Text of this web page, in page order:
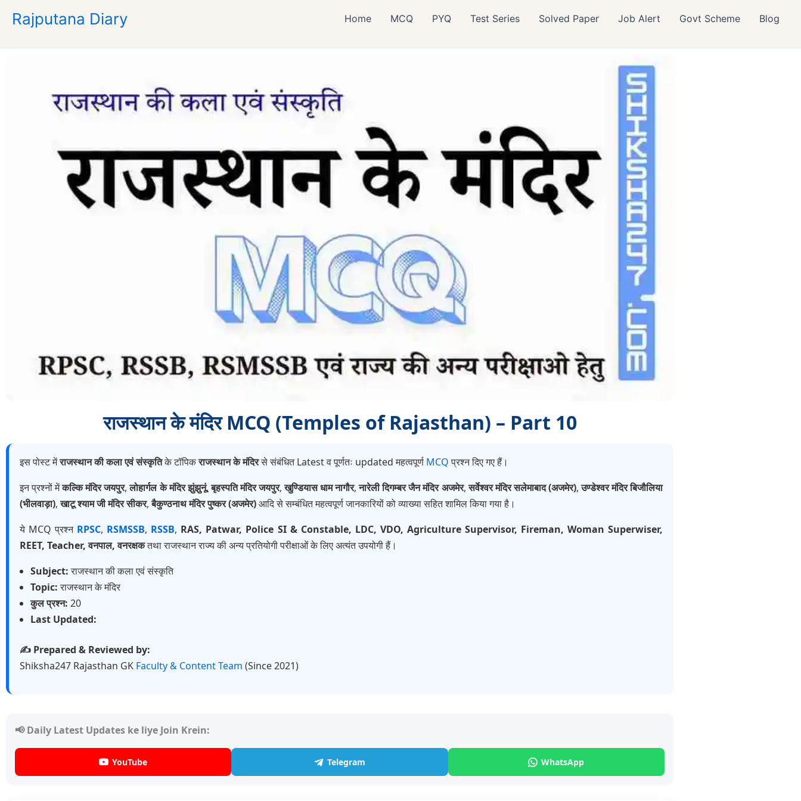
Rajputana Diary Home MCQ PYQ Test Series Solved Paper Job Alert Govt Scheme Blog
राजस्थान के मंदिर MCQ (Temples of Rajasthan) – Part 10
इस पोस्ट मेंराजस्थान की कला एवं संस्कृतिके टॉपिकराजस्थान के मंदिरसे संबंधित Latest व पूर्णतः updated महत्वपूर्ण MCQप्रश्न दिए गए हैं।
इन प्रश्नों मेंकल्कि मंदिर जयपुर,लोहार्गल के मंदिर झुंझुनूं,बृहस्पति मंदिर जयपुर,खुण्डियास धाम नागौर,नारेली दिगम्बर जैन मंदिर अजमेर,सर्वेश्वर मंदिर सलेमाबाद (अजमेर),उण्डेश्वर मंदिर बिजौलिया
(भीलवाड़ा),खाटू श्याम जी मंदिर सीकर,बैकुण्ठनाथ मंदिर पुष्कर (अजमेर)आदि से सम्बंधित महत्वपूर्ण जानकारियों को व्याख्या सहित शामिल किया गया है।
ये MCQ प्रश्न RPSC, RSMSSB, RSSB, RAS, Patwar, Police SI & Constable, LDC, VDO, Agriculture Supervisor, Fireman, Woman Superwiser,
REET, Teacher, वनपाल, वनरक्षकतथा राजस्थान राज्य की अन्य प्रतियोगी परीक्षाओं के लिए अत्यंत उपयोगी हैं।
Subject:राजस्थान की कला एवं संस्कृति
Topic:राजस्थान के मंदिर
कुल प्रश्न: 20
Last Updated:
✍️ Prepared & Reviewed by:
Shiksha247 Rajasthan GK Faculty & Content Team (Since 2021)
📢 Daily Latest Updates ke liye Join Krein:
YouTube Telegram WhatsApp